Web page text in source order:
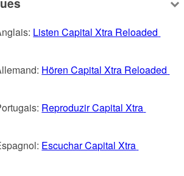
Listen Capital Xtra Reloaded
Hören Capital Xtra Reloaded
Reproduzir Capital Xtra
Escuchar Capital Xtra